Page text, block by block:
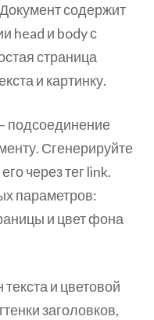
содержит
head и body с
страница
и картинку.
подсоединение
Сгенерируйте
через тег link.
параметров:
и цвет фона
и цветовой
заголовков,